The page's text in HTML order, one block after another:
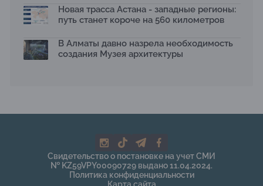
Қазақстан»: воспитанники подарили вторую жизнь
отходам
08.07.2026
Ко Дню столицы в Нуре благоустроили шесть
общественных пространств
06.07.2026
МЧС усилило мониторинг рек и моренных озер после
На общественных слушаниях представили
экологическую стратегию развития Алматы до 2040
Новая трасса Астана - западные регионы:
путь станет короче на 560 километров
В Алматы давно назрела необходимость
создания Музея архитектуры
Свидетельство о постановке на учет СМИ
№ KZ59VPY00090729 выдано 11.04.2024.
Политика конфиденциальности